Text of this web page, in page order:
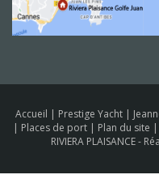
Accueil | Prestige Yacht |
| Places de port | Plan du site |
RIVIERA PLAISANCE -